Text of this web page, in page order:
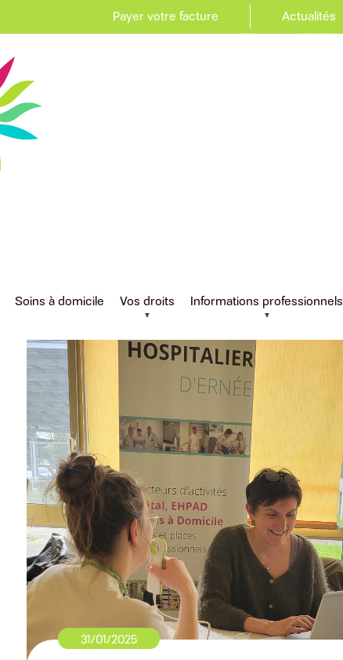
Payer votre facture Actualités
Soins à domicile Vos droits Informations professionnels
31/01/2025